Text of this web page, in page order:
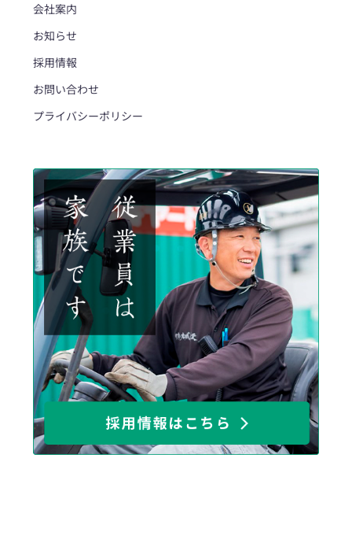
会社案内
お知らせ
採用情報
お問い合わせ
プライバシーポリシー